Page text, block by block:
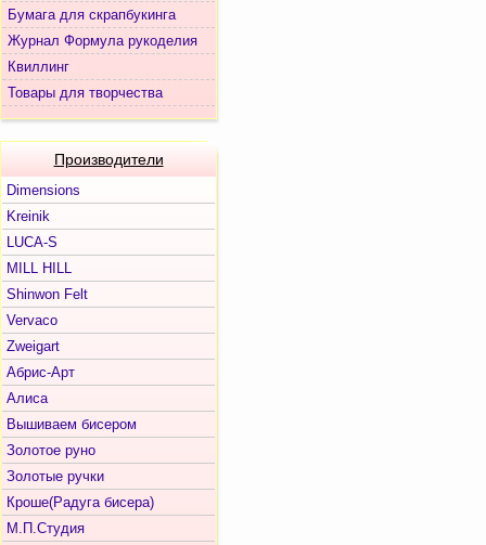
Бумага для скрапбукинга
Журнал Формула рукоделия
Квиллинг
Товары для творчества
Производители
Dimensions
Kreinik
LUCA-S
MILL HILL
Shinwon Felt
Vervaco
Zweigart
Абрис-Арт
Алиса
Вышиваем бисером
Золотое руно
Золотые ручки
Кроше(Радуга бисера)
М.П.Студия